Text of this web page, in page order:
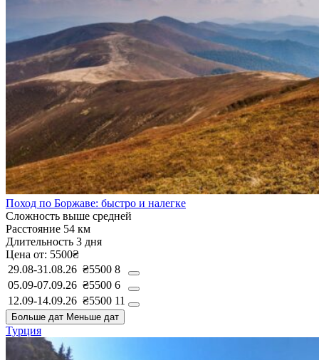
Поход по Боржаве: быстро и налегке
Сложность выше средней
Расстояние 54 км
Длительность 3 дня
Цена от: 5500₴
29.08-31.08.26 ₴5500 8
05.09-07.09.26 ₴5500 6
12.09-14.09.26 ₴5500 11
Больше дат Меньше дат
Турция